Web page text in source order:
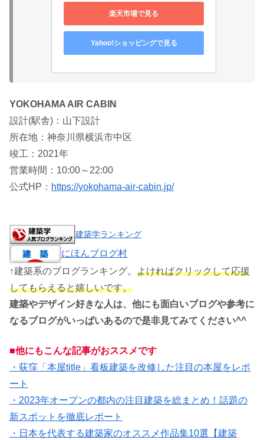
楽天市場で見る
Yahoo!ショッピングで見る
YOKOHAMA AIR CABIN
設計(駅舎)：山下設計
所在地：神奈川県横浜市中区
竣工：2021年
営業時間：10:00～22:00
公式HP： https://yokohama-air-cabin.jp/
建築学ランキング
にほんブログ村
↑建築系のブログランキング。 よければクリックして応援
してもらえると嬉しいです。
建築やデザイン好きな人は、他にも面白いブログや参考に
なるブログがいっぱいあるので是非見てみてください^^
■他にもこんな記事がおススメです
・荻窪「本屋title」看板建築を改修した注目の本屋をレポ
ート
・2023年オープンの都内の注目建築を総まとめ！話題の
新スポットを徹底レポート
・日本を代表する建築家のオススメ作品集10選【建築